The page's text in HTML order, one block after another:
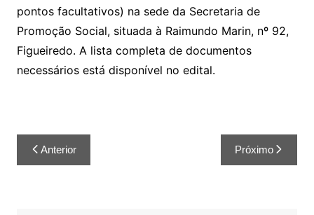
pontos facultativos) na sede da Secretaria de
Promoção Social, situada à Raimundo Marin, nº 92,
Figueiredo. A lista completa de documentos
necessários está disponível no edital.
Anterior Próximo